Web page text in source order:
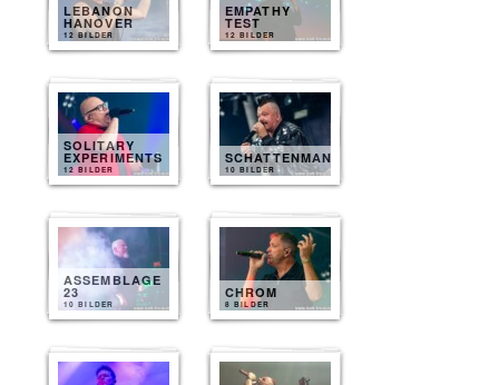
LEBANON
HANOVER
12 BILDER
EMPATHY
TEST
12 BILDER
SOLITARY
EXPERIMENTS
12 BILDER
SCHATTENMANN
10 BILDER
ASSEMBLAGE
23
10 BILDER
CHROM
8 BILDER